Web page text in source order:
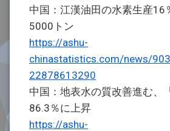
中国：江漢油田の水素生産16
5000トン
https://ashu-
chinastatistics.com/news/
22878613290
中国：地表水の質改善進む、
86.3％に上昇
https://ashu-